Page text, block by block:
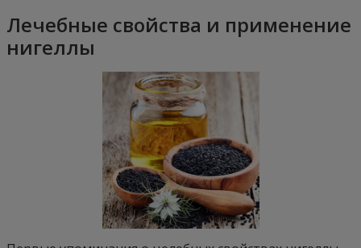
Лечебные свойства и применение
нигеллы